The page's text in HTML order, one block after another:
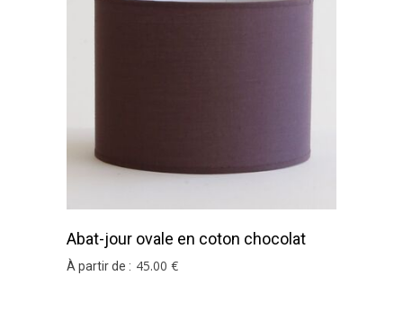
Abat-jour ovale en coton chocolat
À partir de : 45.00 €